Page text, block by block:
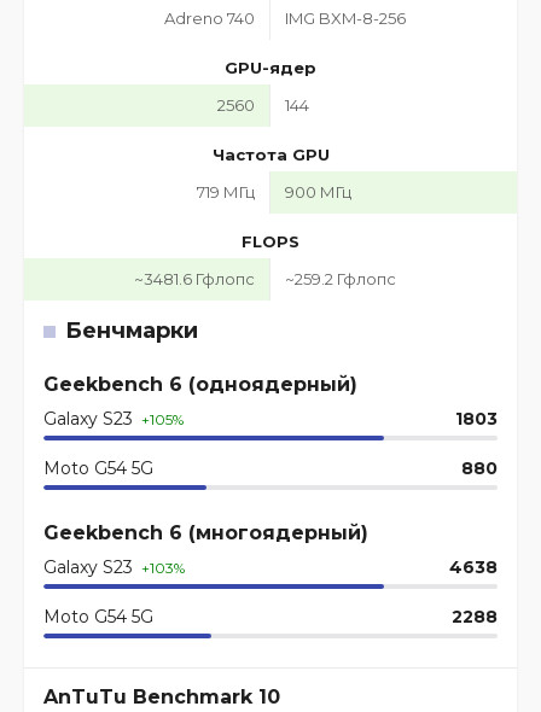
Adreno 740
IMG BXM-8-256
GPU-ядер
2560
144
Частота GPU
719 МГц
900 МГц
FLOPS
~3481.6 Гфлопс
~259.2 Гфлопс
Бенчмарки
Geekbench 6 (одноядерный)
Galaxy S23 +105% 1803
Moto G54 5G 880
Geekbench 6 (многоядерный)
Galaxy S23 +103% 4638
Moto G54 5G 2288
AnTuTu Benchmark 10